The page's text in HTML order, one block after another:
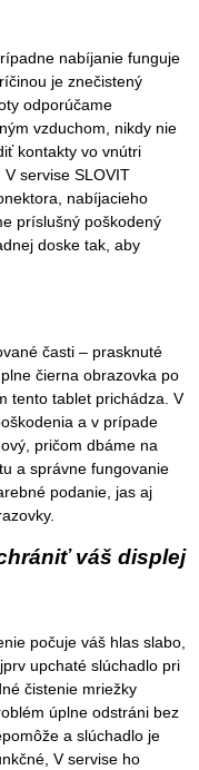
nabíjanie funguje
je znečistený
odporúčame
vzduchom, nikdy nie
kontakty vo vnútri
servise SLOVIT
nabíjacieho
príslušný poškodený
doske tak, aby
časti – prasknuté
čierna obrazovka po
tento tablet prichádza. V
a v prípade
pričom dbáme na
a správne fungovanie
podanie, jas aj
váš displej
počuje váš hlas slabo,
upchaté slúchadlo pri
čistenie mriežky
úplne odstráni bez
a slúchadlo je
V servise ho